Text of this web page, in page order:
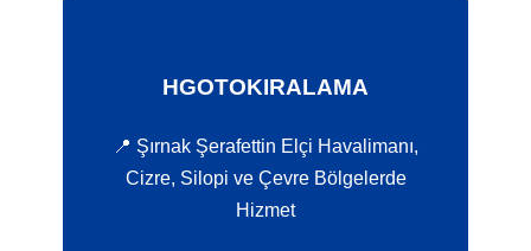
HGOTOKIRALAMA
📍 Şırnak Şerafettin Elçi Havalimanı,
Cizre, Silopi ve Çevre Bölgelerde
Hizmet